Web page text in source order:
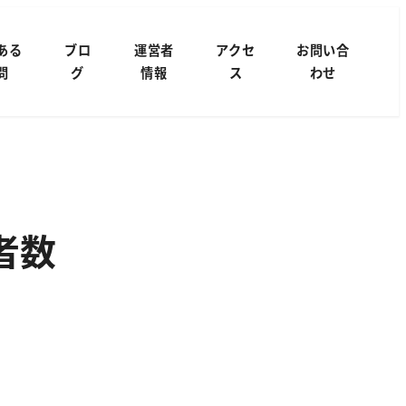
る
ブロ
グ
運営者
情報
アクセ
ス
お問い合
わせ
数